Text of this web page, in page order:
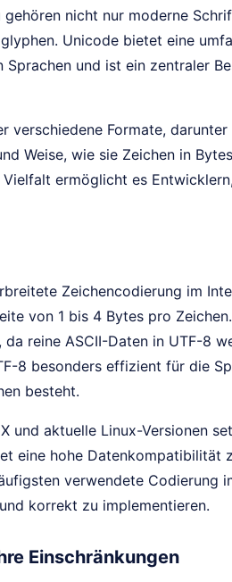
nicht nur moderne
Unicode bietet eine
und ist ein zentraler
Formate,
Weise, wie sie Zeichen in
ermöglicht es
Zeichencodierung im
von 1 bis 4 Bytes pro
reine ASCII-Daten in UTF-8
8 besonders effizient für die
besteht.
und aktuelle Linux-Versionen
eine hohe Datenkompatibilität
verwendete Codierung
korrekt zu implementieren.
Einschränkungen